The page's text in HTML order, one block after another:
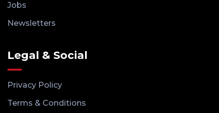
Jobs
Newsletters
Legal & Social
Privacy Policy
Terms & Conditions